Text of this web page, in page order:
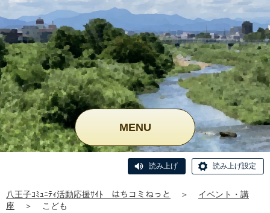
MENU
読み上げ 読み上げ設定
八王子ｺﾐｭﾆﾃｨ活動応援ｻｲﾄ はちコミねっと ＞
イベント・講
座
＞ こども